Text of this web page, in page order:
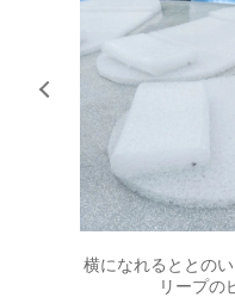
横になれるととの
リープの